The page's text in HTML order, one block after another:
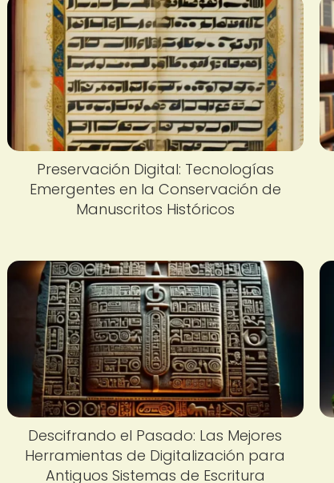
Preservación Digital: Tecnologías
Emergentes en la Conservación de
Manuscritos Históricos
Descifrando el Pasado: Las Mejores
Herramientas de Digitalización para
Antiguos Sistemas de Escritura